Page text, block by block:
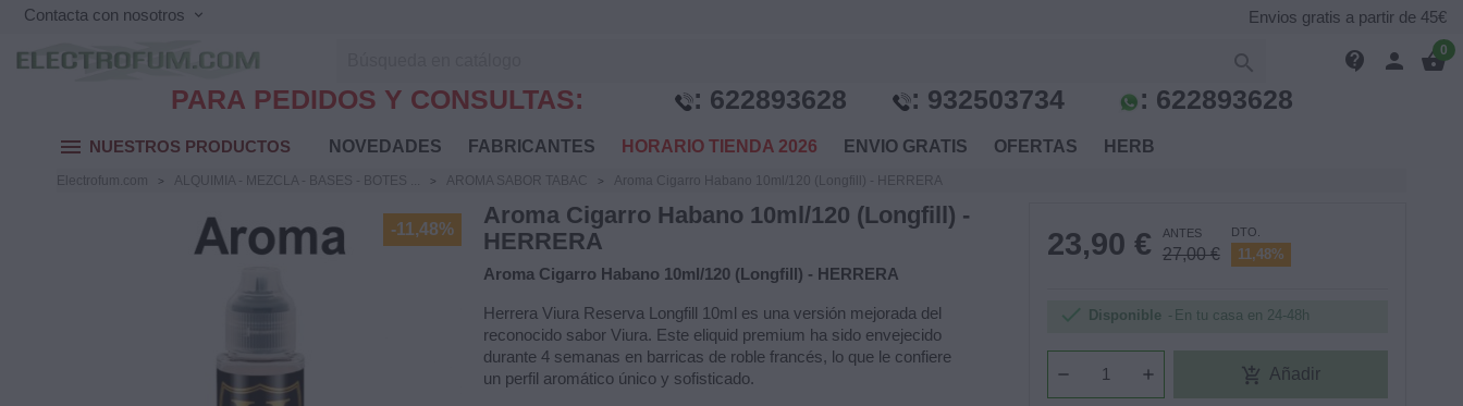
Contacta con nosotros keyboard_arrow_down Envios gratis a partir de 45€
 contact_support person shopping_basket
0
PARA PEDIDOS Y CONSULTAS: : 622893628 : 932503734 : 622893628
menu NUESTROS PRODUCTOS NOVEDADES FABRICANTES HORARIO TIENDA 2026 ENVIO GRATIS OFERTAS HERB
Electrofum.com ALQUIMIA - MEZCLA - BASES - BOTES ... AROMA SABOR TABAC Aroma Cigarro Habano 10ml/120 (Longfill) - HERRERA
-11,48%
Aroma Cigarro Habano 10ml/120 (Longfill) -
HERRERA
Aroma Cigarro Habano 10ml/120 (Longfill) - HERRERA
Herrera Viura Reserva Longfill 10ml es una versión mejorada del
reconocido sabor Viura. Este eliquid premium ha sido envejecido
durante 4 semanas en barricas de roble francés, lo que le confiere
un perfil aromático único y sofisticado.
23,90 € ANTES
27,00 €
DTO.
11,48%
 Disponible En tu casa en 24-48h
add_shopping_cart Añadir